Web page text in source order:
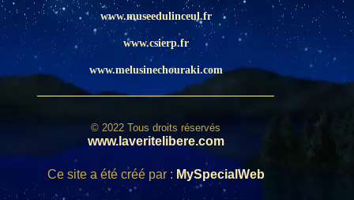
www.museedulinceul.fr
www.csierp.fr
www.melusinechouraki.com
© 2022 Tous droits réservés
www.laveritelibere.com
Ce site a été créé par : MySpecialWeb